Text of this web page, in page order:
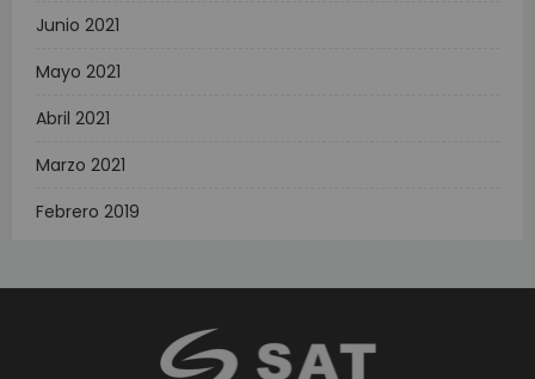
Junio 2021
Mayo 2021
Abril 2021
Marzo 2021
Febrero 2019